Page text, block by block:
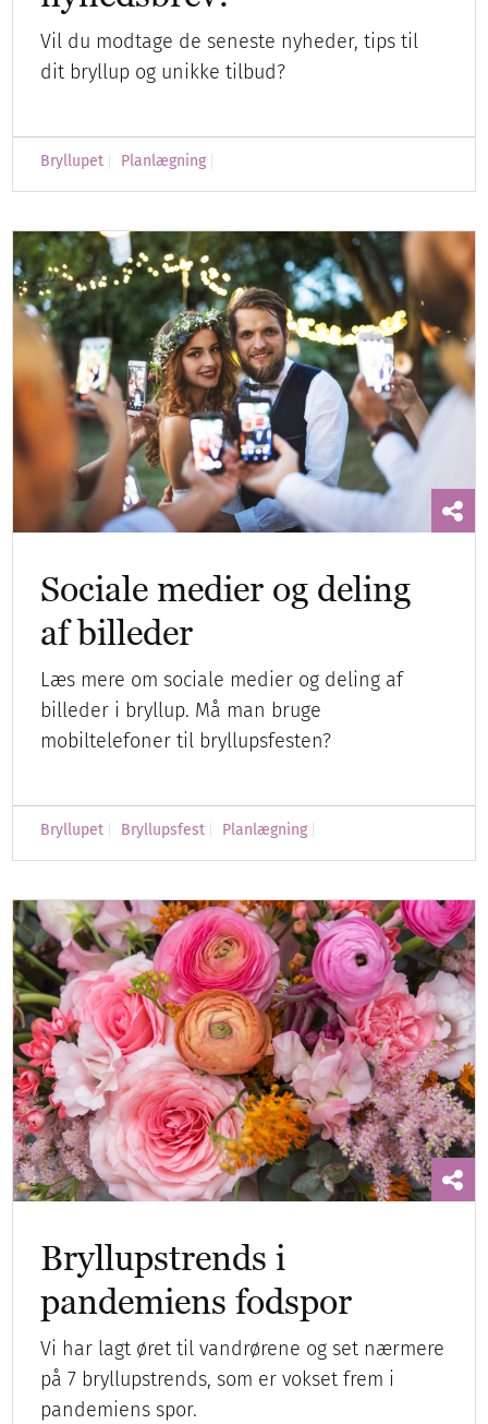
Vil du modtage de seneste nyheder, tips til
dit bryllup og unikke tilbud?
Bryllupet Planlægning
Sociale medier og deling
af billeder
Læs mere om sociale medier og deling af
billeder i bryllup. Må man bruge
mobiltelefoner til bryllupsfesten?
Bryllupet Bryllupsfest Planlægning
Bryllupstrends i
pandemiens fodspor
Vi har lagt øret til vandrørene og set nærmere
på 7 bryllupstrends, som er vokset frem i
pandemiens spor.